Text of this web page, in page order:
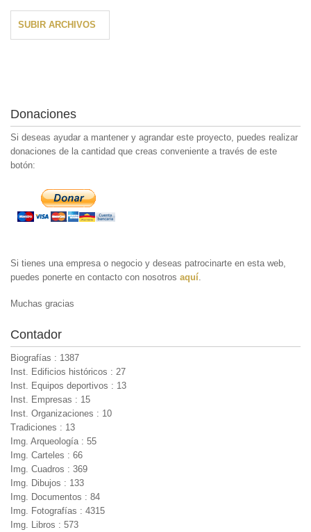
SUBIR ARCHIVOS
Donaciones
Si deseas ayudar a mantener y agrandar este proyecto, puedes realizar
donaciones de la cantidad que creas conveniente a través de este
botón:
Si tienes una empresa o negocio y deseas patrocinarte en esta web,
puedes ponerte en contacto con nosotros aquí
Muchas gracias
Contador
Biografías : 1387
Inst. Edificios históricos : 27
Inst. Equipos deportivos : 13
Inst. Empresas : 15
Inst. Organizaciones : 10
Tradiciones : 13
Img. Arqueología : 55
Img. Carteles : 66
Img. Cuadros : 369
Img. Dibujos : 133
Img. Documentos : 84
Img. Fotografías : 4315
Img. Libros : 573